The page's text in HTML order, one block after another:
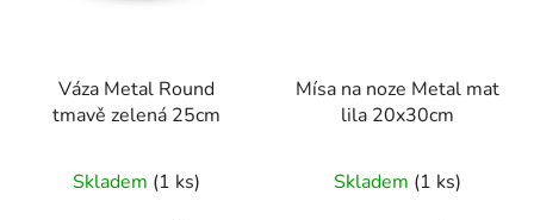
Váza Metal Round
tmavě zelená 25cm
Skladem (1 ks)
Mísa na noze Metal mat
lila 20x30cm
Skladem (1 ks)